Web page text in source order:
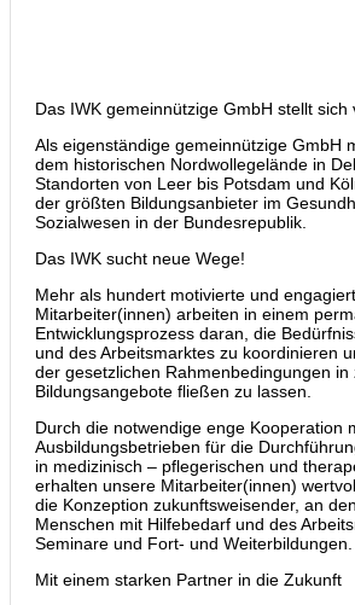
Das IWK gemeinnützige GmbH stellt sich
Als eigenständige gemeinnützige GmbH
dem historischen Nordwollegelände in
Standorten von Leer bis Potsdam und
der größten Bildungsanbieter im
Sozialwesen in der Bundesrepublik.
Das IWK sucht neue Wege!
Mehr als hundert motivierte und
Mitarbeiter(innen) arbeiten in einem
Entwicklungsprozess daran, die
und des Arbeitsmarktes zu koordinieren
der gesetzlichen Rahmenbedingungen in
Bildungsangebote fließen zu lassen.
Durch die notwendige enge Kooperation
Ausbildungsbetrieben für die
in medizinisch – pflegerischen und
erhalten unsere Mitarbeiter(innen)
die Konzeption zukunftsweisender, an
Menschen mit Hilfebedarf und des
Seminare und Fort- und Weiterbildungen.
Mit einem starken Partner in die Zukunft